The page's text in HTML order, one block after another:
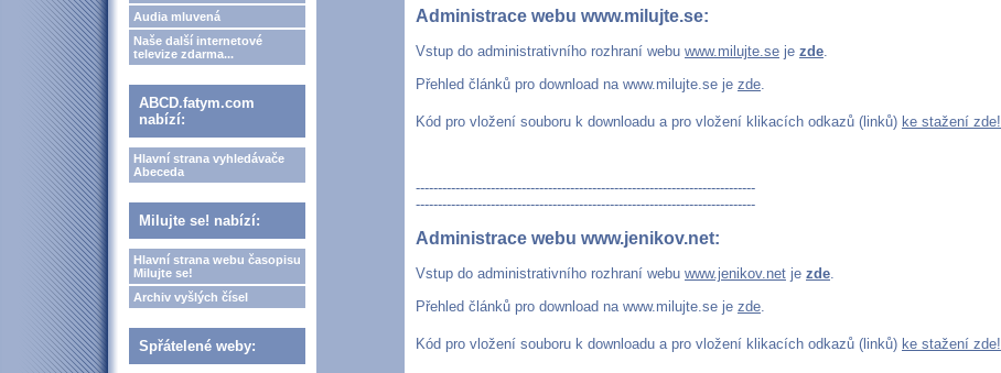
Audia mluvená
Naše další internetové
televize zdarma...
ABCD.fatym.com
nabízí:
Hlavní strana vyhledávače
Abeceda
Milujte se! nabízí:
Hlavní strana webu časopisu
Milujte se!
Archiv vyšlých čísel
Spřátelené weby:
Administrace webu www.milujte.se:
Vstup do administrativního rozhraní webu www.milujte.se je zde.
Přehled článků pro download na www.milujte.se je zde.
Kód pro vložení souboru k downloadu a pro vložení klikacích odkazů (linků) ke stažení zde!
-----------------------------------------------------------------------------
-----------------------------------------------------------------------------
Administrace webu www.jenikov.net:
Vstup do administrativního rozhraní webu www.jenikov.net je zde.
Přehled článků pro download na www.milujte.se je zde.
Kód pro vložení souboru k downloadu a pro vložení klikacích odkazů (linků) ke stažení zde!